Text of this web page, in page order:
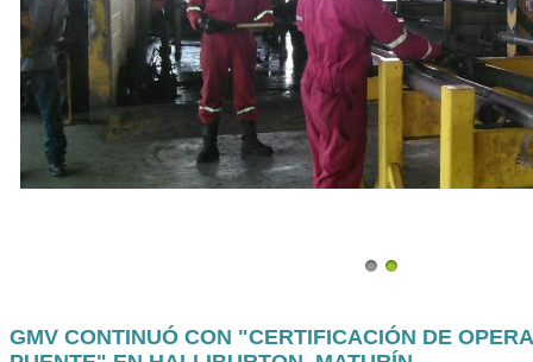
GMV CONTINUÓ CON "CERTIFICACIÓN DE